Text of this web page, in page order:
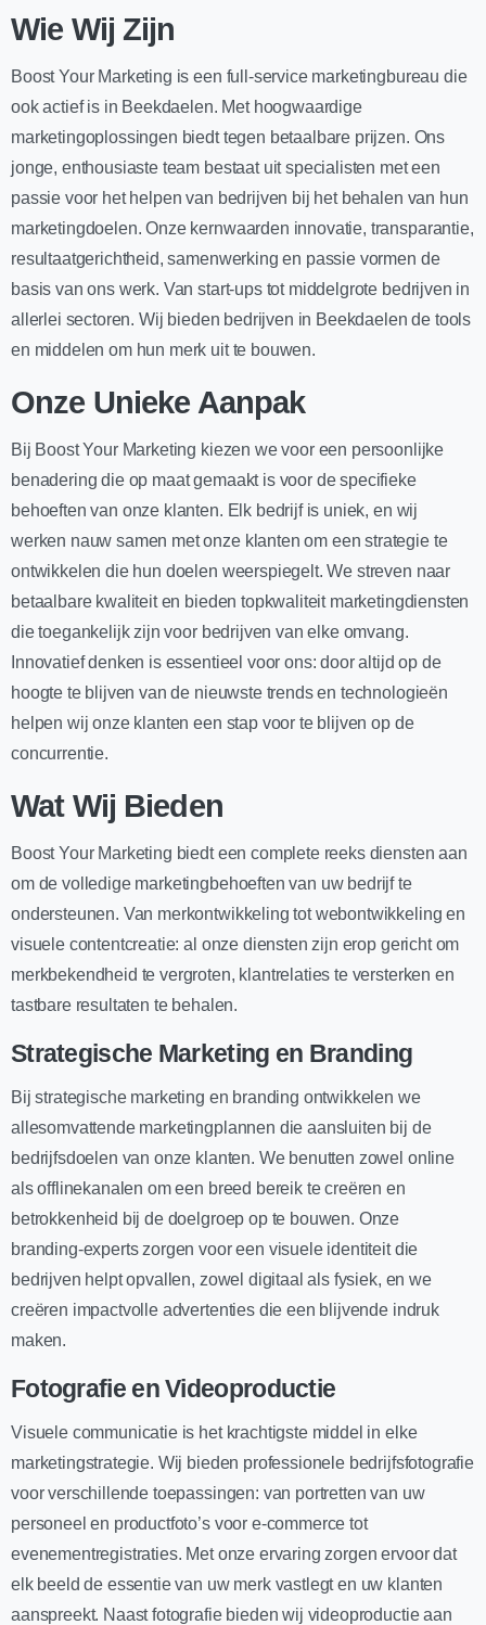
Wie Wij Zijn
Boost Your Marketing is een full-service marketingbureau die
ook actief is in Beekdaelen. Met hoogwaardige
marketingoplossingen biedt tegen betaalbare prijzen. Ons
jonge, enthousiaste team bestaat uit specialisten met een
passie voor het helpen van bedrijven bij het behalen van hun
marketingdoelen. Onze kernwaarden innovatie, transparantie,
resultaatgerichtheid, samenwerking en passie vormen de
basis van ons werk. Van start-ups tot middelgrote bedrijven in
allerlei sectoren. Wij bieden bedrijven in Beekdaelen de tools
en middelen om hun merk uit te bouwen.
Onze Unieke Aanpak
Bij Boost Your Marketing kiezen we voor een persoonlijke
benadering die op maat gemaakt is voor de specifieke
behoeften van onze klanten. Elk bedrijf is uniek, en wij
werken nauw samen met onze klanten om een strategie te
ontwikkelen die hun doelen weerspiegelt. We streven naar
betaalbare kwaliteit en bieden topkwaliteit marketingdiensten
die toegankelijk zijn voor bedrijven van elke omvang.
Innovatief denken is essentieel voor ons: door altijd op de
hoogte te blijven van de nieuwste trends en technologieën
helpen wij onze klanten een stap voor te blijven op de
concurrentie.
Wat Wij Bieden
Boost Your Marketing biedt een complete reeks diensten aan
om de volledige marketingbehoeften van uw bedrijf te
ondersteunen. Van merkontwikkeling tot webontwikkeling en
visuele contentcreatie: al onze diensten zijn erop gericht om
merkbekendheid te vergroten, klantrelaties te versterken en
tastbare resultaten te behalen.
Strategische Marketing en Branding
Bij strategische marketing en branding ontwikkelen we
allesomvattende marketingplannen die aansluiten bij de
bedrijfsdoelen van onze klanten. We benutten zowel online
als offlinekanalen om een breed bereik te creëren en
betrokkenheid bij de doelgroep op te bouwen. Onze
branding-experts zorgen voor een visuele identiteit die
bedrijven helpt opvallen, zowel digitaal als fysiek, en we
creëren impactvolle advertenties die een blijvende indruk
maken.
Fotografie en Videoproductie
Visuele communicatie is het krachtigste middel in elke
marketingstrategie. Wij bieden professionele bedrijfsfotografie
voor verschillende toepassingen: van portretten van uw
personeel en productfoto’s voor e-commerce tot
evenementregistraties. Met onze ervaring zorgen ervoor dat
elk beeld de essentie van uw merk vastlegt en uw klanten
aanspreekt. Naast fotografie bieden wij videoproductie aan